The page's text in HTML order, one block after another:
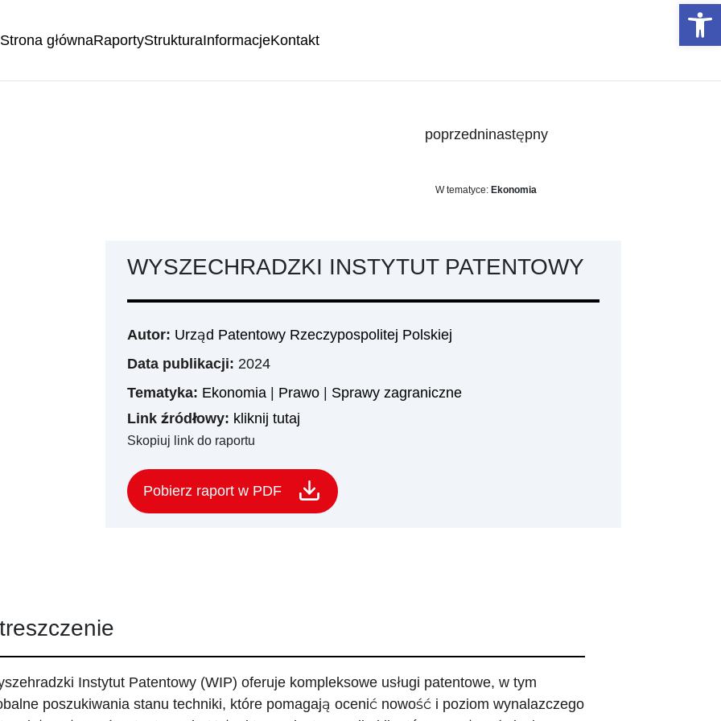
Strona głównaRaportyStrukturaInformacjeKontakt
poprzedninastępny
W tematyce: Ekonomia
WYSZECHRADZKI INSTYTUT PATENTOWY
Autor: Urząd Patentowy Rzeczypospolitej Polskiej
Data publikacji: 2024
Tematyka: Ekonomia| Prawo| Sprawy zagraniczne
Link źródłowy: kliknij tutaj
Skopiuj link do raportu
Pobierz raport w PDF
Instytut Patentowy (WIP) oferuje kompleksowe usługi patentowe, w tym
poszukiwania stanu techniki, które pomagają ocenić nowość i poziom wynalazczego